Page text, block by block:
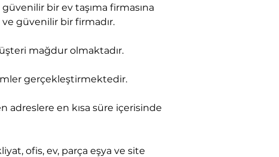
bir ev taşıma firmasına
ve güvenilir bir firmadır.
mağdur olmaktadır.
gerçekleştirmektedir.
adreslere en kısa süre içerisinde
ofis, ev, parça eşya ve site